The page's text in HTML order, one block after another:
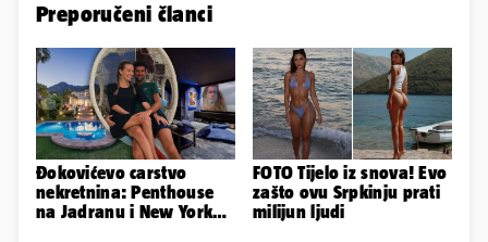
Preporučeni članci
Đokovićevo carstvo
nekretnina: Penthouse
na Jadranu i New Yorku,
FOTO Tijelo iz snova! Evo
zašto ovu Srpkinju prati
milijun ljudi